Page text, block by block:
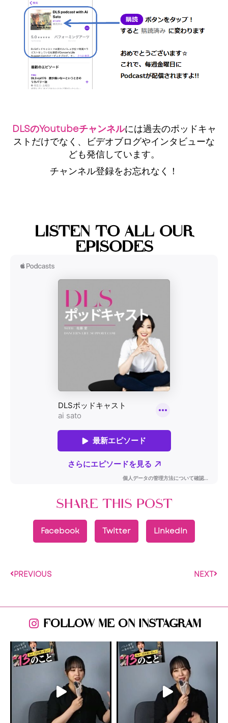
DLSのYoutubeチャンネルには過去のポッドキャ
ストだけでなく、ビデオブログやインタビューな
ども発信しています。
チャンネル登録をお忘れなく！
LISTEN TO ALL OUR
EPISODES
SHARE THIS POST
Facebook Twitter LinkedIn
PREVIOUS NEXT
FOLLOW ME ON INSTAGRAM